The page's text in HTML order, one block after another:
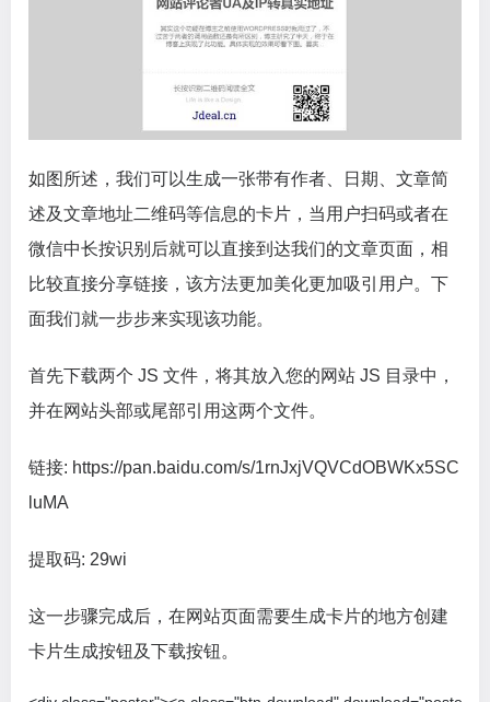
如图所述，我们可以生成一张带有作者、日期、文章简
述及文章地址二维码等信息的卡片，当用户扫码或者在
微信中长按识别后就可以直接到达我们的文章页面，相
比较直接分享链接，该方法更加美化更加吸引用户。下
面我们就一步步来实现该功能。
首先下载两个 JS 文件，将其放入您的网站 JS 目录中，
并在网站头部或尾部引用这两个文件。
链接: https://pan.baidu.com/s/1rnJxjVQVCdOBWKx5SC
luMA
提取码: 29wi
这一步骤完成后，在网站页面需要生成卡片的地方创建
卡片生成按钮及下载按钮。